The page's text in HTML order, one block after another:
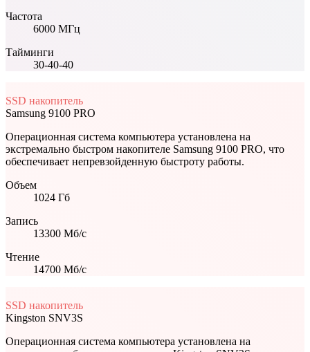
Частота
6000 МГц
Тайминги
30-40-40
SSD накопитель
Samsung 9100 PRO
Операционная система компьютера установлена на
экстремально быстром накопителе Samsung 9100 PRO, что
обеспечивает непревзойденную быстроту работы.
Объем
1024 Гб
Запись
13300 Мб/с
Чтение
14700 Мб/с
SSD накопитель
Kingston SNV3S
Операционная система компьютера установлена на